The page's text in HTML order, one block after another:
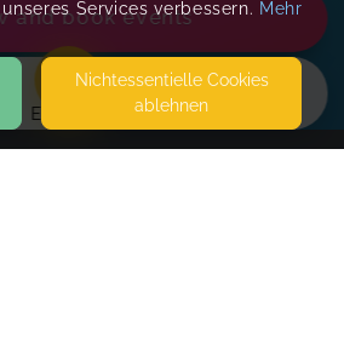
EVENTS
and book events
Services verbessern. Mehr
Nicht­essentielle Cookies
ablehnen